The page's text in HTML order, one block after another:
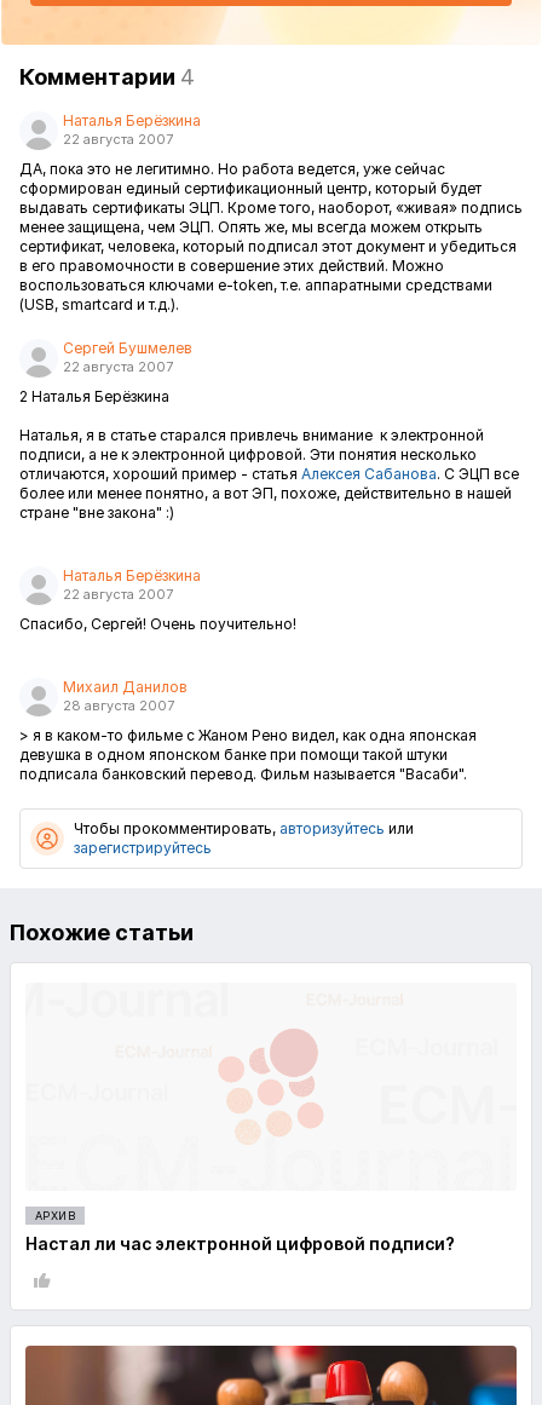
Комментарии 4
Наталья Берёзкина
22 августа 2007
ДА, пока это не легитимно. Но работа ведется, уже сейчас
сформирован единый сертификационный центр, который будет
выдавать сертификаты ЭЦП. Кроме того, наоборот, «живая» подпись
менее защищена, чем ЭЦП. Опять же, мы всегда можем открыть
сертификат, человека, который подписал этот документ и убедиться
в его правомочности в совершение этих действий. Можно
воспользоваться ключами e-token, т.е. аппаратными средствами
(USB, smartcard и т.д.).
Сергей Бушмелев
22 августа 2007
2 Наталья Берёзкина
Наталья, я в статье старался привлечь внимание к электронной
подписи, а не к электронной цифровой. Эти понятия несколько
отличаются, хороший пример - статья Алексея Сабанова. С ЭЦП все
более или менее понятно, а вот ЭП, похоже, действительно в нашей
стране "вне закона" :)
Наталья Берёзкина
22 августа 2007
Спасибо, Сергей! Очень поучительно!
Михаил Данилов
28 августа 2007
> я в каком-то фильме с Жаном Рено видел, как одна японская
девушка в одном японском банке при помощи такой штуки
подписала банковский перевод. Фильм называется "Васаби".
Чтобы прокомментировать, авторизуйтесь или
зарегистрируйтесь
Похожие статьи
АРХИВ
Настал ли час электронной цифровой подписи?